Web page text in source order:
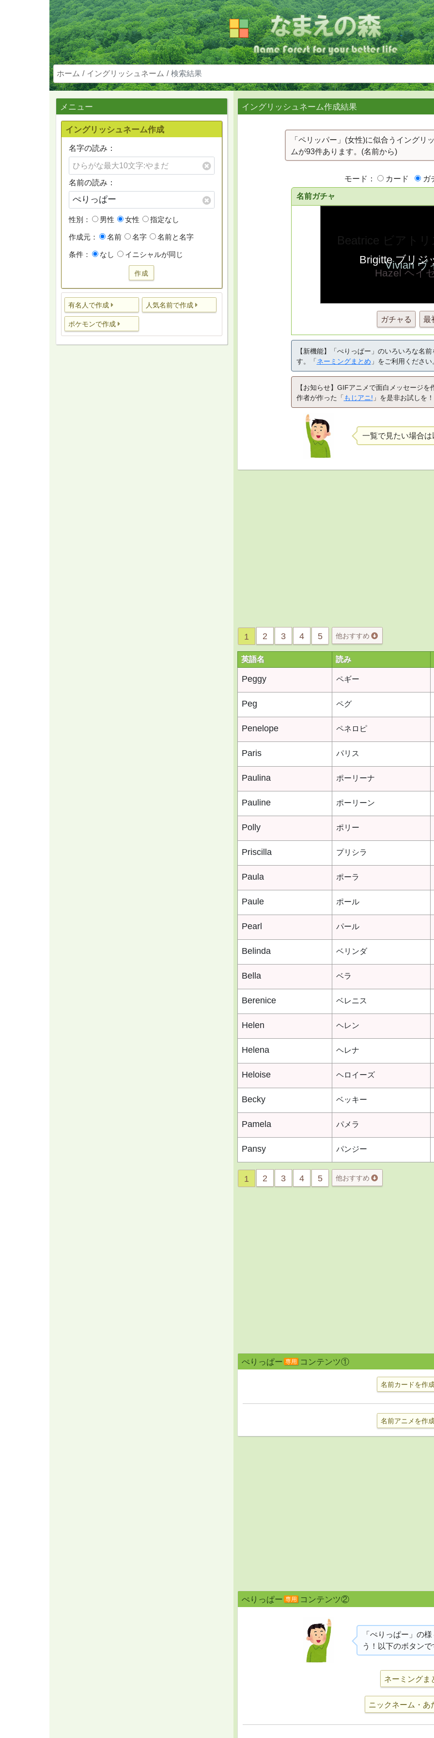
ホーム イングリッシュネーム 検索結果
メニュー
イングリッシュネーム作成
名字の読み：
名前の読み：
性別： 男性 女性 指定なし
作成元： 名前 名字 名前と名字
条件： なし イニシャルが同じ
作成
有名人で作成 人気名前で作成
ポケモンで作成
イングリッシュネーム作成結果
「ペリッパー」(女性)に似合うイングリ
ムが93件あります。(名前から)
モード： カード ガ
名前ガチャ
ガチャる 最
【新機能】「ぺりっぱー」のいろいろな名
す。「ネーミングまとめ 」をご利用ください
【お知らせ】GIFアニメで面白メッセージを
作者が作った「 もじアニ! 」を是非お試しを！
一覧で見たい場合は
1 2 3 4 5 他おすすめ
英語名 読み
Peggy ペギー
Peg ペグ
Penelope ペネロピ
Paris パリス
Paulina ポーリーナ
Pauline ポーリーン
Polly ポリー
Priscilla プリシラ
Paula ポーラ
Paule ポール
Pearl パール
Belinda ベリンダ
Bella ベラ
Berenice ベレニス
Helen ヘレン
Helena ヘレナ
Heloise ヘロイーズ
Becky ベッキー
Pamela パメラ
Pansy パンジー
1 2 3 4 5 他おすすめ
ぺりっぱー 専用 コンテンツ①
名前カードを作
名前アニメを作
ぺりっぱー 専用 コンテンツ②
「ぺりっぱー」の
う！以下のボタンで
ネーミングま
ニックネーム・あ